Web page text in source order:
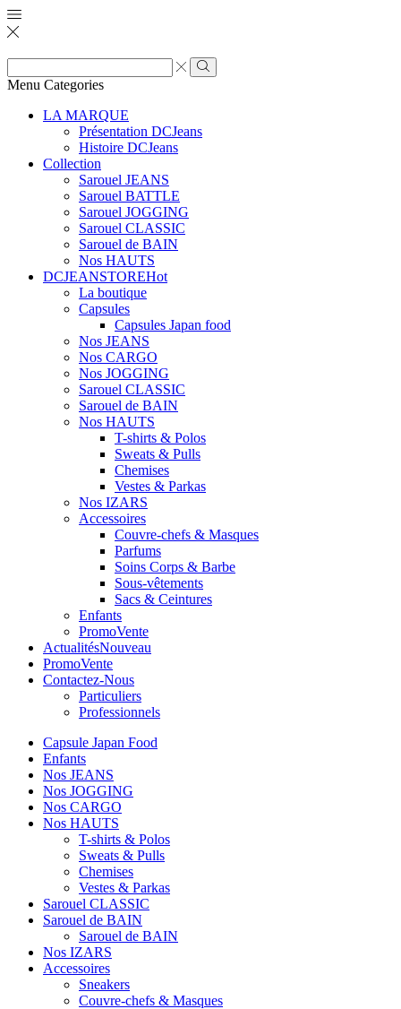
Zone
de
Rechercher
Menu Categories
LA MARQUE
Présentation DCJeans
Histoire DCJeans
Collection
Sarouel JEANS
Sarouel BATTLE
Sarouel JOGGING
Sarouel CLASSIC
Sarouel de BAIN
Nos HAUTS
DCJEANSTOREHot
La boutique
Capsules
Capsules Japan food
Nos JEANS
Nos CARGO
Nos JOGGING
Sarouel CLASSIC
Sarouel de BAIN
Nos HAUTS
T-shirts & Polos
Sweats & Pulls
Chemises
Vestes & Parkas
Nos IZARS
Accessoires
Couvre-chefs & Masques
Parfums
Soins Corps & Barbe
Sous-vêtements
Sacs & Ceintures
Enfants
PromoVente
ActualitésNouveau
PromoVente
Contactez-Nous
Particuliers
Professionnels
Capsule Japan Food
Enfants
Nos JEANS
Nos JOGGING
Nos CARGO
Nos HAUTS
T-shirts & Polos
Sweats & Pulls
Chemises
Vestes & Parkas
Sarouel CLASSIC
Sarouel de BAIN
Sarouel de BAIN
Nos IZARS
Accessoires
Sneakers
Couvre-chefs & Masques